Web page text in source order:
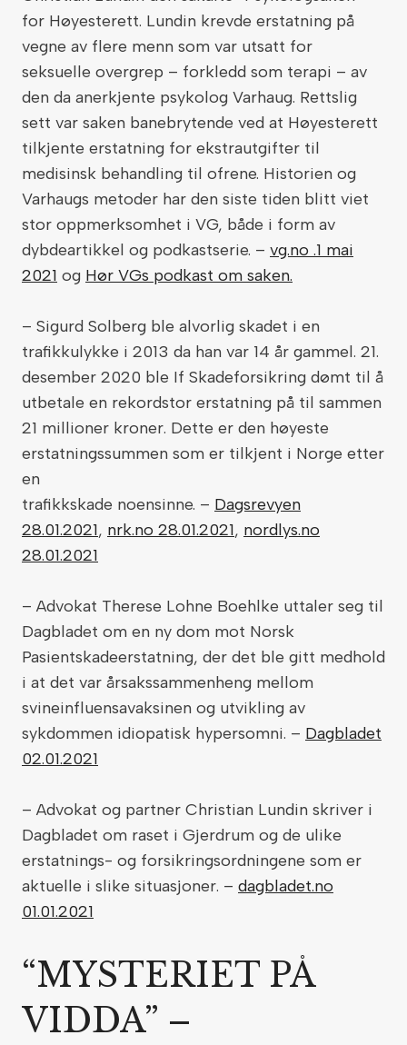
for Høyesterett. Lundin krevde erstatning på
vegne av flere menn som var utsatt for
seksuelle overgrep – forkledd som terapi – av
den da anerkjente psykolog Varhaug. Rettslig
sett var saken banebrytende ved at Høyesterett
tilkjente erstatning for ekstrautgifter til
medisinsk behandling til ofrene. Historien og
Varhaugs metoder har den siste tiden blitt viet
stor oppmerksomhet i VG, både i form av
dybdeartikkel og podkastserie. – vg.no .1 mai
2021 og Hør VGs podkast om saken.
– Sigurd Solberg ble alvorlig skadet i en
trafikkulykke i 2013 da han var 14 år gammel. 21.
desember 2020 ble If Skadeforsikring dømt til å
utbetale en rekordstor erstatning på til sammen
21 millioner kroner. Dette er den høyeste
erstatningssummen som er tilkjent i Norge etter
en
trafikkskade noensinne. – Dagsrevyen
28.01.2021, nrk.no 28.01.2021, nordlys.no
28.01.2021
– Advokat Therese Lohne Boehlke uttaler seg til
Dagbladet om en ny dom mot Norsk
Pasientskadeerstatning, der det ble gitt medhold
i at det var årsakssammenheng mellom
svineinfluensavaksinen og utvikling av
sykdommen idiopatisk hypersomni. – Dagbladet
02.01.2021
– Advokat og partner Christian Lundin skriver i
Dagbladet om raset i Gjerdrum og de ulike
erstatnings- og forsikringsordningene som er
aktuelle i slike situasjoner. – dagbladet.no
01.01.2021
“MYSTERIET PÅ
VIDDA” –